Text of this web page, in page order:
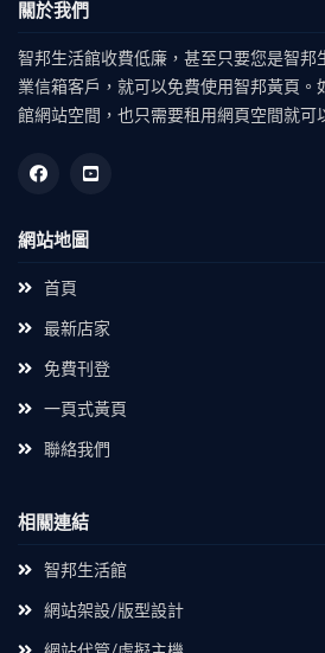
關於我們
智邦生活館收費低廉，甚至只要您是智邦
業信箱客戶，就可以免費使用智邦黃頁。
館網站空間，也只需要租用網頁空間就可
網站地圖
首頁
最新店家
免費刊登
一頁式黃頁
聯絡我們
相關連結
智邦生活館
網站架設/版型設計